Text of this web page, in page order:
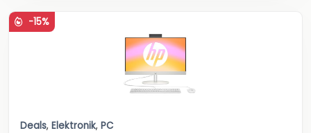
-15%
Deals, Elektronik, PC